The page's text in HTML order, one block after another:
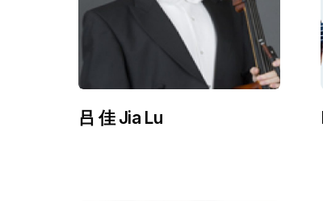
吕 佳 Jia Lu